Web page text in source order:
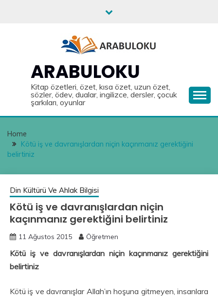
ARABULOKU
Kitap özetleri, özet, kısa özet, uzun özet,
sözler, ödev, dualar, ingilizce, dersler, çocuk
şarkıları, oyunlar
Home
Kötü iş ve davranışlardan niçin kaçınmanız gerektiğini
belirtiniz
Din Kültürü Ve Ahlak Bilgisi
Kötü iş ve davranışlardan niçin
kaçınmanız gerektiğini belirtiniz
11 Ağustos 2015 Öğretmen
Kötü iş ve davranışlardan niçin kaçınmanız gerektiğini
belirtiniz
Kötü iş ve davranışlar Allah’ın hoşuna gitmeyen, insanlara